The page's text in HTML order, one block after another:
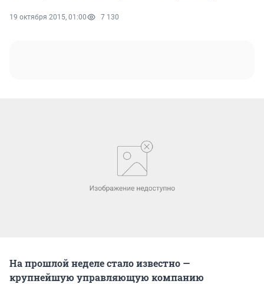
19 октября 2015, 01:00 7 130
На прошлой неделе стало известно —
крупнейшую управляющую компанию